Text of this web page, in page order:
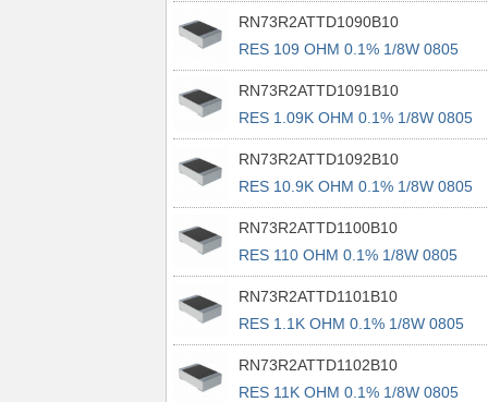
RN73R2ATTD1090B10
RES 109 OHM 0.1% 1/8W 0805
RN73R2ATTD1091B10
RES 1.09K OHM 0.1% 1/8W 0805
RN73R2ATTD1092B10
RES 10.9K OHM 0.1% 1/8W 0805
RN73R2ATTD1100B10
RES 110 OHM 0.1% 1/8W 0805
RN73R2ATTD1101B10
RES 1.1K OHM 0.1% 1/8W 0805
RN73R2ATTD1102B10
RES 11K OHM 0.1% 1/8W 0805